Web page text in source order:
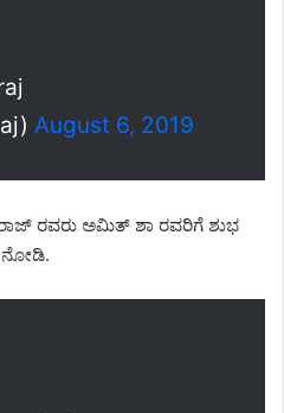
August 6, 2019
ರವರು ಅಮಿತ್ ಶಾ ರವರಿಗೆ ಶುಭ
ನೋಡಿ.